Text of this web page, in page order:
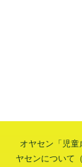
オヤセン「児童
ヤセンについて